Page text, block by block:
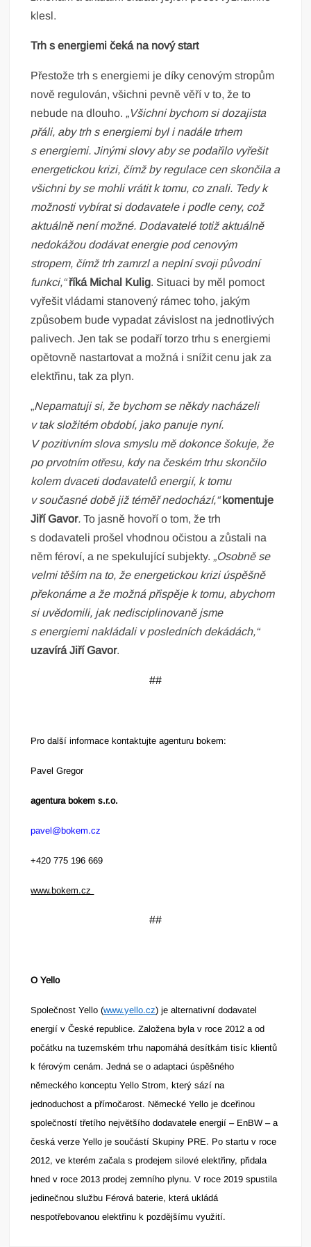
klesl.
Trh s energiemi čeká na nový start
Přestože trh s energiemi je díky cenovým stropům
nově regulován, všichni pevně věří v to, že to
nebude na dlouho. „Všichni bychom si dozajista
přáli, aby trh s energiemi byl i nadále trhem
s energiemi. Jinými slovy aby se podařilo vyřešit
energetickou krizi, čímž by regulace cen skončila a
všichni by se mohli vrátit k tomu, co znali. Tedy k
možnosti vybírat si dodavatele i podle ceny, což
aktuálně není možné. Dodavatelé totiž aktuálně
nedokážou dodávat energie pod cenovým
stropem, čímž trh zamrzl a neplní svoji původní
funkci,“ říká Michal Kulig. Situaci by měl pomoct
vyřešit vládami stanovený rámec toho, jakým
způsobem bude vypadat závislost na jednotlivých
palivech. Jen tak se podaří torzo trhu s energiemi
opětovně nastartovat a možná i snížit cenu jak za
elektřinu, tak za plyn.
„Nepamatuji si, že bychom se někdy nacházeli
v tak složitém období, jako panuje nyní.
V pozitivním slova smyslu mě dokonce šokuje, že
po prvotním otřesu, kdy na českém trhu skončilo
kolem dvaceti dodavatelů energií, k tomu
v současné době již téměř nedochází,“ komentuje
Jiří Gavor.To jasně hovoří o tom, že trh
s dodavateli prošel vhodnou očistou a zůstali na
něm féroví, a ne spekulující subjekty. „Osobně se
velmi těším na to, že energetickou krizi úspěšně
překonáme a že možná přispěje k tomu, abychom
si uvědomili, jak nedisciplinovaně jsme
s energiemi nakládali v posledních dekádách,“
uzavírá Jiří Gavor.
##
Pro další informace kontaktujte agenturu bokem:
Pavel Gregor
agentura bokem s.r.o.
pavel@bokem.cz
+420 775 196 669
www.bokem.cz
##
O Yello
Společnost Yello (www.yello.cz) je alternativní dodavatel
energií v České republice. Založena byla v roce 2012 a od
počátku na tuzemském trhu napomáhá desítkám tisíc klientů
k férovým cenám. Jedná se o adaptaci úspěšného
německého konceptu Yello Strom, který sází na
jednoduchost a přímočarost. Německé Yello je dceřinou
společností třetího největšího dodavatele energií – EnBW – a
česká verze Yello je součástí Skupiny PRE. Po startu v roce
2012, ve kterém začala s prodejem silové elektřiny, přidala
hned v roce 2013 prodej zemního plynu. V roce 2019 spustila
jedinečnou službu Férová baterie, která ukládá
nespotřebovanou elektřinu k pozdějšímu využití.